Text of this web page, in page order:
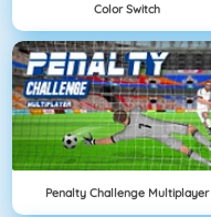
Color Switch
Penalty Challenge Multiplayer